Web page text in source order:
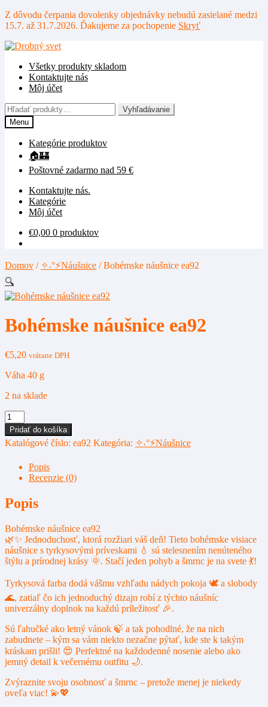
Z dôvodu čerpania dovolenky objednávky nebudú zasielané medzi
15.7. až 31.7.2026. Ďakujeme za pochopenie Skryť
Preskočiť
navigáciu
Preskočiť
obsah
Všetky produkty skladom
Kontaktujte nás
Môj účet
Hľadať:
Vyhľadávanie
Menu
Kategórie produktov
🏠🏰
Poštovné zadarmo nad 59 €
Kontaktujte nás.
Kategórie
Môj účet
€0,00 0 produktov
Domov / ✧˖°⚡Náušnice /Bohémske náušnice ea92
🔍
Bohémske náušnice ea92
€5,20 vrátane DPH
Váha 40 g
2 na sklade
množstvo
Bohémske
náušnice
ea92
Pridať do košíka
Katalógové číslo: ea92 Kategória: ✧˖°⚡Náušnice
Popis
Recenzie (0)
Popis
Bohémske náušnice ea92
🌿✨ Jednoduchosť, ktorá rozžiari váš deň! Tieto bohémske visiace
náušnice s tyrkysovými príveskami 💧 sú stelesnením nenúteného
štýlu a prírodnej krásy 🌞. Stačí jeden pohyb a šmrnc je na svete 💃!
Tyrkysová farba dodá vášmu vzhľadu nádych pokoja 🕊️ a slobody
🌊, zatiaľ čo ich jednoduchý dizajn robí z týchto náušníc
univerzálny doplnok na každú príležitosť 🎉.
Sú ľahučké ako letný vánok 🍃 a tak pohodlné, že na nich
zabudnete – kým sa vám niekto nezačne pýtať, kde ste k takým
kráskam prišli! 😍 Perfektné na každodenné nosenie alebo ako
jemný detail k večernému outfitu 🌙.
Zvýraznite svoju osobnosť a šmrnc – pretože menej je niekedy
oveľa viac! 💫💖